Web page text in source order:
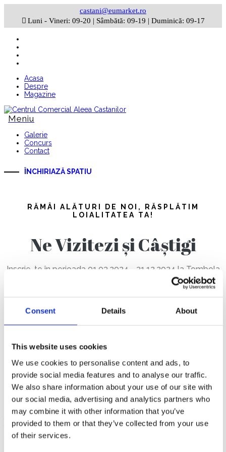
Consent Details About
This website uses cookies
We use cookies to personalise content and ads, to
provide social media features and to analyse our traffic.
We also share information about your use of our site with
our social media, advertising and analytics partners who
may combine it with other information that you’ve
provided to them or that they’ve collected from your use
of their services.
castani@eumarket.ro
Luni - Vineri: 09-20 | Sâmbătă: 09-19 | Duminică: 09-17
Acasa
Despre
Magazine
Galerie
Concurs
Contact
ÎNCHIRIAZĂ SPATIU
RĂMÂI ALĂTURI DE NOI, RĂSPLĂTIM
LOIALITATEA TA!
Ne Vizitezi și Câștigi
Inscrie-te în perioada 01.03.2024 - 31.12.2024 la Tombola
de pe podiumul amenajat în zona de promenada din
Castanilor, electronic, pe tabletă pusă la dispoziție
luna.
Vârsta minimă de participare este de 14 ani.
Regulamentul Oficial al Campaniei